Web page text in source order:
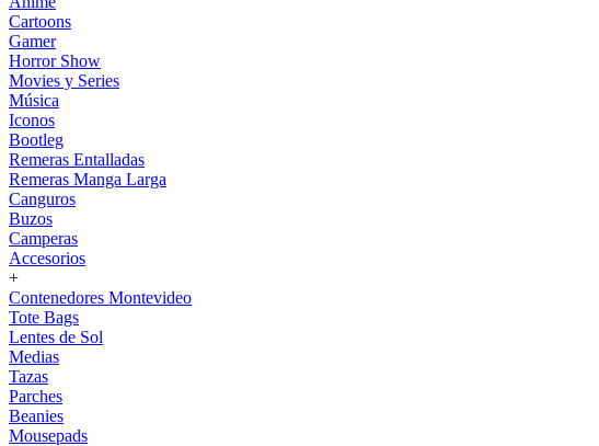
Cartoons
Gamer
Horror Show
Movies y Series
Música
Iconos
Bootleg
Remeras Entalladas
Remeras Manga Larga
Canguros
Buzos
Camperas
Accesorios
+
Contenedores Montevideo
Tote Bags
Lentes de Sol
Medias
Tazas
Parches
Beanies
Mousepads